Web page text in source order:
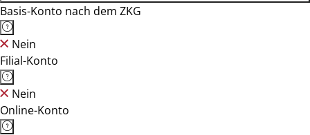
Basis-Konto nach dem ZKG
Nein
Filial-Konto
Nein
Online-Konto